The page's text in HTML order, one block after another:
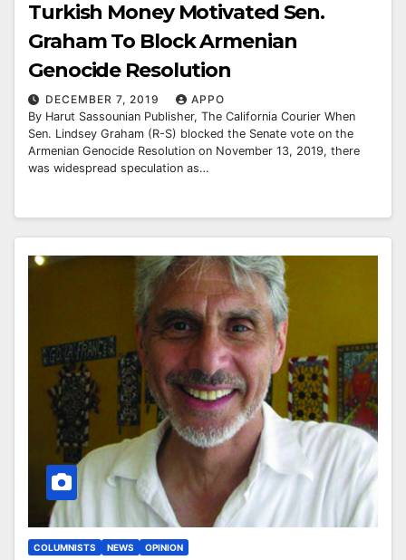
Turkish Money Motivated Sen.
Graham To Block Armenian
Genocide Resolution
DECEMBER 7, 2019
APPO
By Harut Sassounian Publisher, The California Courier When
Sen. Lindsey Graham (R-S) blocked the Senate vote on the
Armenian Genocide Resolution on November 13, 2019, there
was widespread speculation as…
COLUMNISTS NEWS OPINION